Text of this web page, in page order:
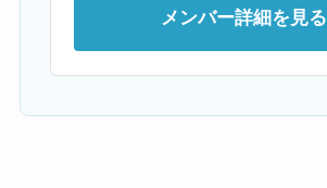
メンバー詳細を見る